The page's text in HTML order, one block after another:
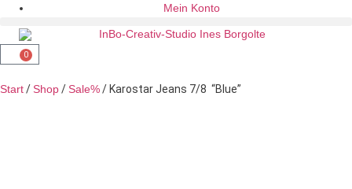
Mein Konto
0
Start/Shop/Sale%/ Karostar Jeans 7/8 “Blue”